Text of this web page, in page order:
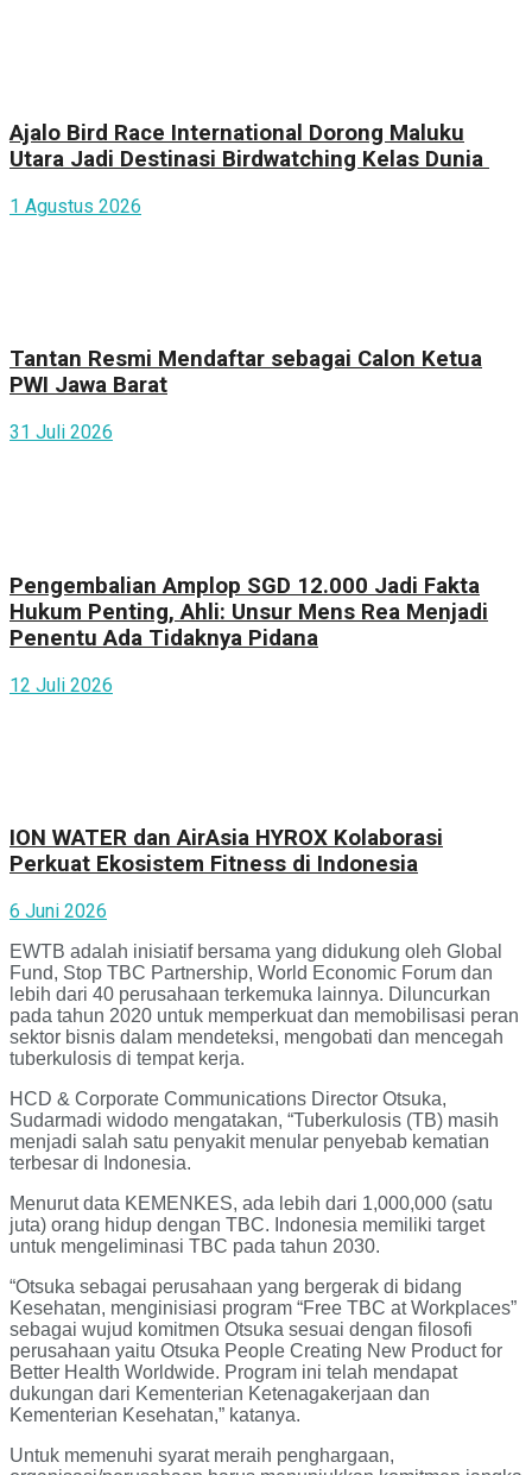
Ajalo Bird Race International Dorong Maluku
Utara Jadi Destinasi Birdwatching Kelas Dunia
1 Agustus 2026
Tantan Resmi Mendaftar sebagai Calon Ketua
PWI Jawa Barat
31 Juli 2026
Pengembalian Amplop SGD 12.000 Jadi Fakta
Hukum Penting, Ahli: Unsur Mens Rea Menjadi
Penentu Ada Tidaknya Pidana
12 Juli 2026
ION WATER dan AirAsia HYROX Kolaborasi
Perkuat Ekosistem Fitness di Indonesia
6 Juni 2026
EWTB adalah inisiatif bersama yang didukung oleh Global
Fund, Stop TBC Partnership, World Economic Forum dan
lebih dari 40 perusahaan terkemuka lainnya. Diluncurkan
pada tahun 2020 untuk memperkuat dan memobilisasi peran
sektor bisnis dalam mendeteksi, mengobati dan mencegah
tuberkulosis di tempat kerja.
HCD & Corporate Communications Director Otsuka,
Sudarmadi widodo mengatakan, “Tuberkulosis (TB) masih
menjadi salah satu penyakit menular penyebab kematian
terbesar di Indonesia.
Menurut data KEMENKES, ada lebih dari 1,000,000 (satu
juta) orang hidup dengan TBC. Indonesia memiliki target
untuk mengeliminasi TBC pada tahun 2030.
“Otsuka sebagai perusahaan yang bergerak di bidang
Kesehatan, menginisiasi program “Free TBC at Workplaces”
sebagai wujud komitmen Otsuka sesuai dengan filosofi
perusahaan yaitu Otsuka People Creating New Product for
Better Health Worldwide. Program ini telah mendapat
dukungan dari Kementerian Ketenagakerjaan dan
Kementerian Kesehatan,” katanya.
Untuk memenuhi syarat meraih penghargaan,